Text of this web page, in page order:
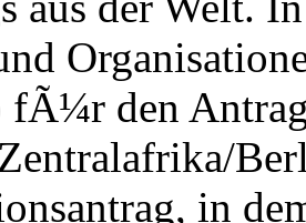
fÃ¼r den
in